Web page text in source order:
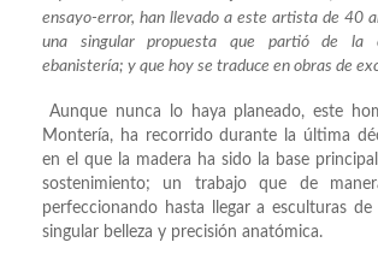
ensayo-error, han llevado a este artista de 40
una singular propuesta que partió de la
ebanistería; y que hoy se traduce en obras de
Aunque nunca lo haya planeado, este
Montería, ha recorrido durante la última
en el que la madera ha sido la base
sostenimiento; un trabajo que de
perfeccionando hasta llegar a esculturas
singular belleza y precisión anatómica.